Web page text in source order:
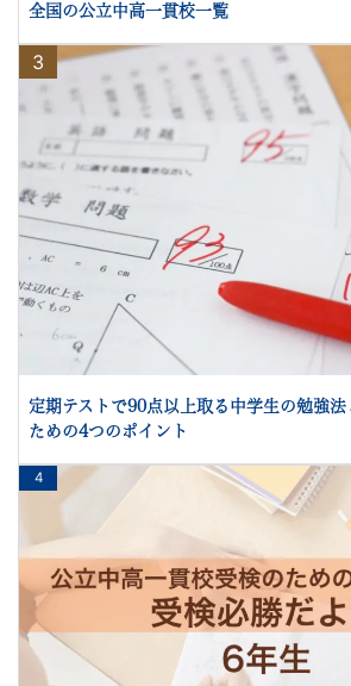
全国の公立中高一貫校一覧
3
定期テストで90点以上取る中学生の勉強法
ための4つのポイント
4